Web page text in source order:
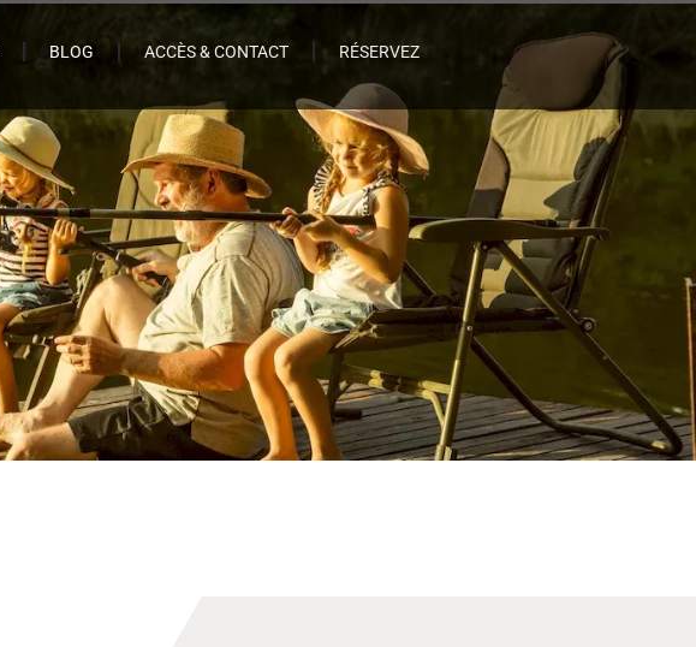
BLOG ACCÈS & CONTACT RÉSERVEZ